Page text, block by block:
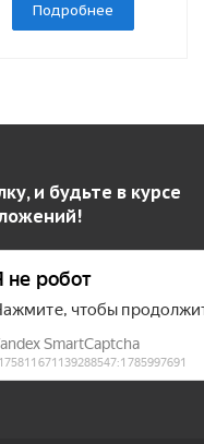
Подробнее
и будьте в курсе